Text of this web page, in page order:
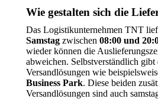
Wie gestalten sich die
Das Logistikunternehmen TNT
Samstag zwischen 08:00 und
wieder können die
abweichen. Selbstverständlich
Versandlösungen wie
Business Park. Diese beiden
Versandlösungen sind auch